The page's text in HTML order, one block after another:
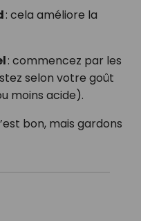
: cela améliore la
: commencez par les
selon votre goût
moins acide).
bon, mais gardons